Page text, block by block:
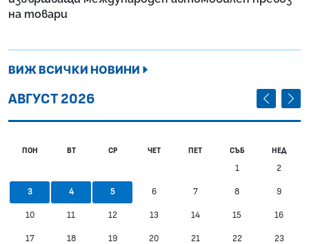
на товари
ВИЖ ВСИЧКИ НОВИНИ
АВГУСТ 2026
ПОН ВТ СР ЧЕТ ПЕТ СЪБ НЕД
1 2
3 4 5 6 7 8 9
10 11 12 13 14 15 16
17 18 19 20 21 22 23